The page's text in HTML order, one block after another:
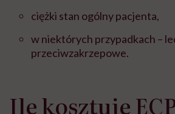
ciężki stan ogólny pacjenta,
w niektórych przypadkach –
przeciwzakrzepowe.
Ile kosztuje